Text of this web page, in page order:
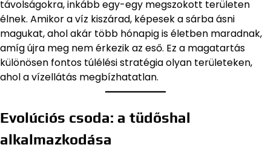
távolságokra, inkább egy-egy megszokott területen
élnek. Amikor a víz kiszárad, képesek a sárba ásni
magukat, ahol akár több hónapig is életben maradnak,
amíg újra meg nem érkezik az eső. Ez a magatartás
különösen fontos túlélési stratégia olyan területeken,
ahol a vízellátás megbízhatatlan.
Evolúciós csoda: a tüdőshal
alkalmazkodása